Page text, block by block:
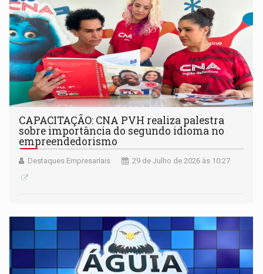
CAPACITAÇÃO: CNA PVH realiza palestra
sobre importância do segundo idioma no
empreendedorismo
Destaques Empresariais 29 de Julho de 2026 às 10:27